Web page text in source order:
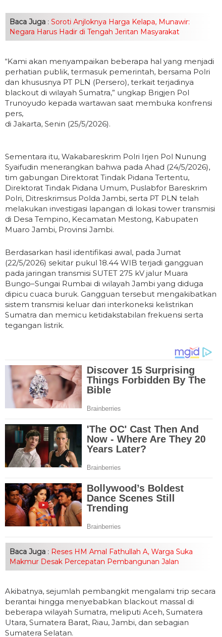
Baca Juga : Soroti Anjloknya Harga Kelapa, Munawir:
Negara Harus Hadir di Tengah Jeritan Masyarakat
“Kami akan menyampaikan beberapa hal yang menjadi
perhatian publik, termasuk pemerintah, bersama Polri
dan khususnya PT PLN (Persero), terkait terjadinya
blackout di wilayah Sumatra,” ungkap Brigjen Pol
Trunoyudo kepada wartawan saat membuka konfrensi
pers,
di Jakarta, Senin (25/5/2026).
Sementara itu, Wakabareskrim Polri Irjen Pol Nunung
Syaifudin menerangkan bahwa pada Ahad (24/5/2026),
tim gabungan Direktorat Tindak Pidana Tertentu,
Direktorat Tindak Pidana Umum, Puslabfor Bareskrim
Polri, Ditreskrimsus Polda Jambi, serta PT PLN telah
melakukan investigasi lapangan di lokasi tower transmisi
di Desa Tempino, Kecamatan Mestong, Kabupaten
Muaro Jambi, Provinsi Jambi.
Berdasarkan hasil identifikasi awal, pada Jumat
(22/5/2026) sekitar pukul 18.44 WIB terjadi gangguan
pada jaringan transmisi SUTET 275 kV jalur Muara
Bungo–Sungai Rumbai di wilayah Jambi yang diduga
dipicu cuaca buruk. Gangguan tersebut mengakibatkan
sistem transmisi keluar dari interkoneksi kelistrikan
Sumatra dan memicu ketidakstabilan frekuensi serta
tegangan listrik.
Baca Juga : Reses HM Amal Fathullah A, Warga Suka
Makmur Desak Percepatan Pembangunan Jalan
Akibatnya, sejumlah pembangkit mengalami trip secara
berantai hingga menyebabkan blackout massal di
beberapa wilayah Sumatra, meliputi Aceh, Sumatera
Utara, Sumatera Barat, Riau, Jambi, dan sebagian
Sumatera Selatan.